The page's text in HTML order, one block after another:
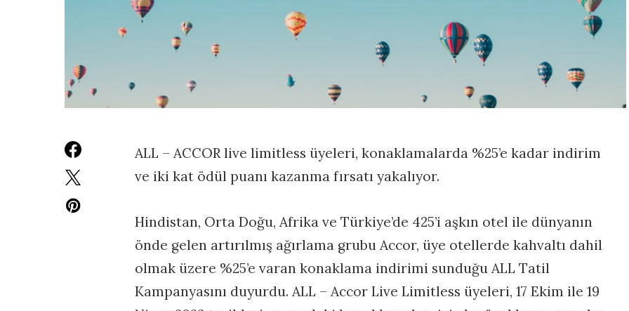
ALL – ACCOR live limitless üyeleri, konaklamalarda %25’e kadar indirim
ve iki kat ödül puanı kazanma fırsatı yakalıyor.
Hindistan, Orta Doğu, Afrika ve Türkiye’de 425’i aşkın otel ile dünyanın
önde gelen artırılmış ağırlama grubu Accor, üye otellerde kahvaltı dahil
olmak üzere %25’e varan konaklama indirimi sunduğu ALL Tatil
Kampanyasını duyurdu. ALL – Accor Live Limitless üyeleri, 17 Ekim ile 19